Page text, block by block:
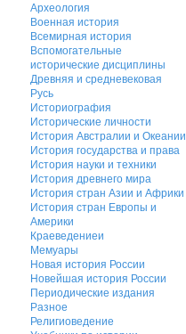
Археология
Военная история
Всемирная история
Вспомогательные
исторические дисциплины
Древняя и средневековая
Русь
Историография
Исторические личности
История Австралии и Океании
История государства и права
История науки и техники
История древнего мира
История стран Азии и Африки
История стран Европы и
Америки
Краеведениеи
Мемуары
Новая история России
Новейшая история России
Периодические издания
Разное
Религиоведение